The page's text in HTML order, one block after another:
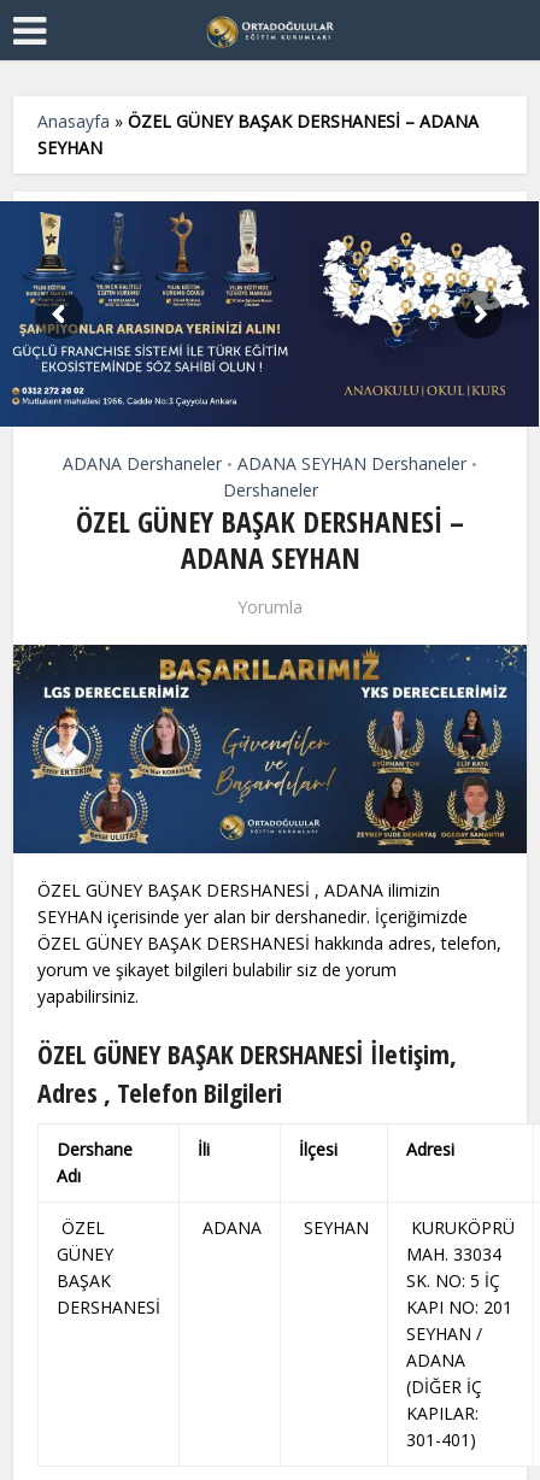
Anasayfa »ÖZEL GÜNEY BAŞAK DERSHANESİ – ADANA
SEYHAN
ADANA Dershaneler • ADANA SEYHAN Dershaneler •
Dershaneler
ÖZEL GÜNEY BAŞAK DERSHANESİ –
ADANA SEYHAN
Yorumla
ÖZEL GÜNEY BAŞAK DERSHANESİ , ADANA ilimizin
SEYHAN içerisinde yer alan bir dershanedir. İçeriğimizde
ÖZEL GÜNEY BAŞAK DERSHANESİ hakkında adres, telefon,
yorum ve şikayet bilgileri bulabilir siz de yorum
yapabilirsiniz.
ÖZEL GÜNEY BAŞAK DERSHANESİ İletişim,
Adres , Telefon Bilgileri
Dershane
Adı
İli İlçesi Adresi
ÖZEL
GÜNEY
BAŞAK
DERSHANESİ
ADANA SEYHAN
KURUKÖPRÜ
MAH. 33034
SK. NO: 5 İÇ
KAPI NO: 201
SEYHAN /
ADANA
(DİĞER İÇ
KAPILAR:
301-401)